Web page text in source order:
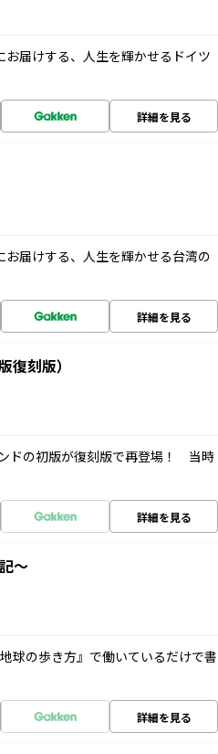
届けする、人生を輝かせるドイツ
詳細を見る
届けする、人生を輝かせる台湾の
詳細を見る
刻版）
ドの初版が復刻版で再登場！ 当時
詳細を見る
～
球の歩き方』で働いているだけで書
詳細を見る